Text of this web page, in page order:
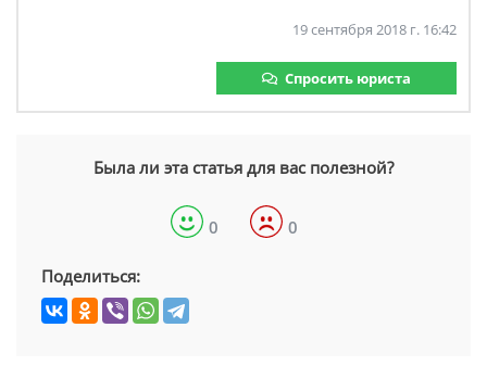
19 сентября 2018 г. 16:42
Спросить юриста
Была ли эта статья для вас полезной?
0 0
Поделиться: